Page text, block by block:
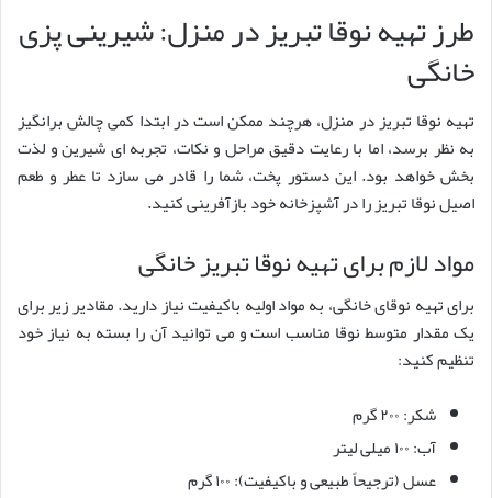
طرز تهیه نوقا تبریز در منزل: شیرینی پزی
خانگی
تهیه نوقا تبریز در منزل، هرچند ممکن است در ابتدا کمی چالش برانگیز
به نظر برسد، اما با رعایت دقیق مراحل و نکات، تجربه ای شیرین و لذت
بخش خواهد بود. این دستور پخت، شما را قادر می سازد تا عطر و طعم
اصیل نوقا تبریز را در آشپزخانه خود بازآفرینی کنید.
مواد لازم برای تهیه نوقا تبریز خانگی
برای تهیه نوقای خانگی، به مواد اولیه باکیفیت نیاز دارید. مقادیر زیر برای
یک مقدار متوسط نوقا مناسب است و می توانید آن را بسته به نیاز خود
تنظیم کنید:
شکر: ۲۰۰ گرم
آب: ۱۰۰ میلی لیتر
عسل (ترجیحاً طبیعی و باکیفیت): ۱۰۰ گرم